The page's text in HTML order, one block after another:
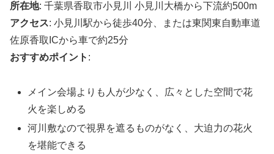
所在地: 千葉県香取市小見川 小見川大橋から下流約500m
アクセス: 小見川駅から徒歩40分、または東関東自動車道
佐原香取ICから車で約25分
おすすめポイント :
メイン会場よりも人が少なく、広々とした空間で花
火を楽しめる
河川敷なので視界を遮るものがなく、大迫力の花火
を堪能できる